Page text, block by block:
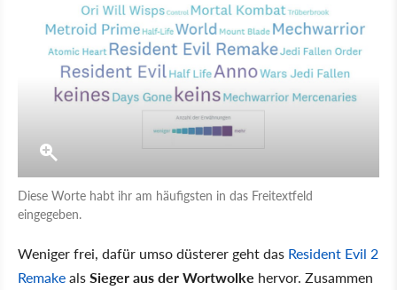
Diese Worte habt ihr am häufigsten in das Freitextfeld
eingegeben.
Weniger frei, dafür umso düsterer geht das Resident Evil 2
RemakealsSieger aus der Wortwolke hervor. Zusammen